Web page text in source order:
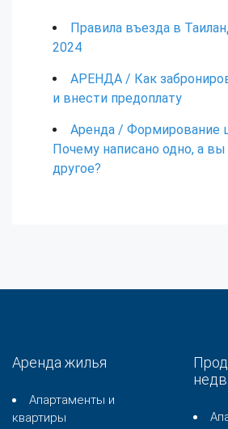
Правила въезда в
2024
АРЕНДА / Как
и внести предоплату
Аренда / Формирование
Почему написано одно, а
другое?
Аренда жилья
Апартаменты и
квартиры